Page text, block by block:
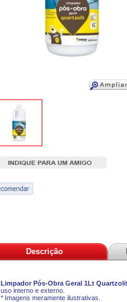
Descrição
Limpador Pós-Obra Geral 1Lt
uso interno e externo.
* Imagens meramente ilustrativas.